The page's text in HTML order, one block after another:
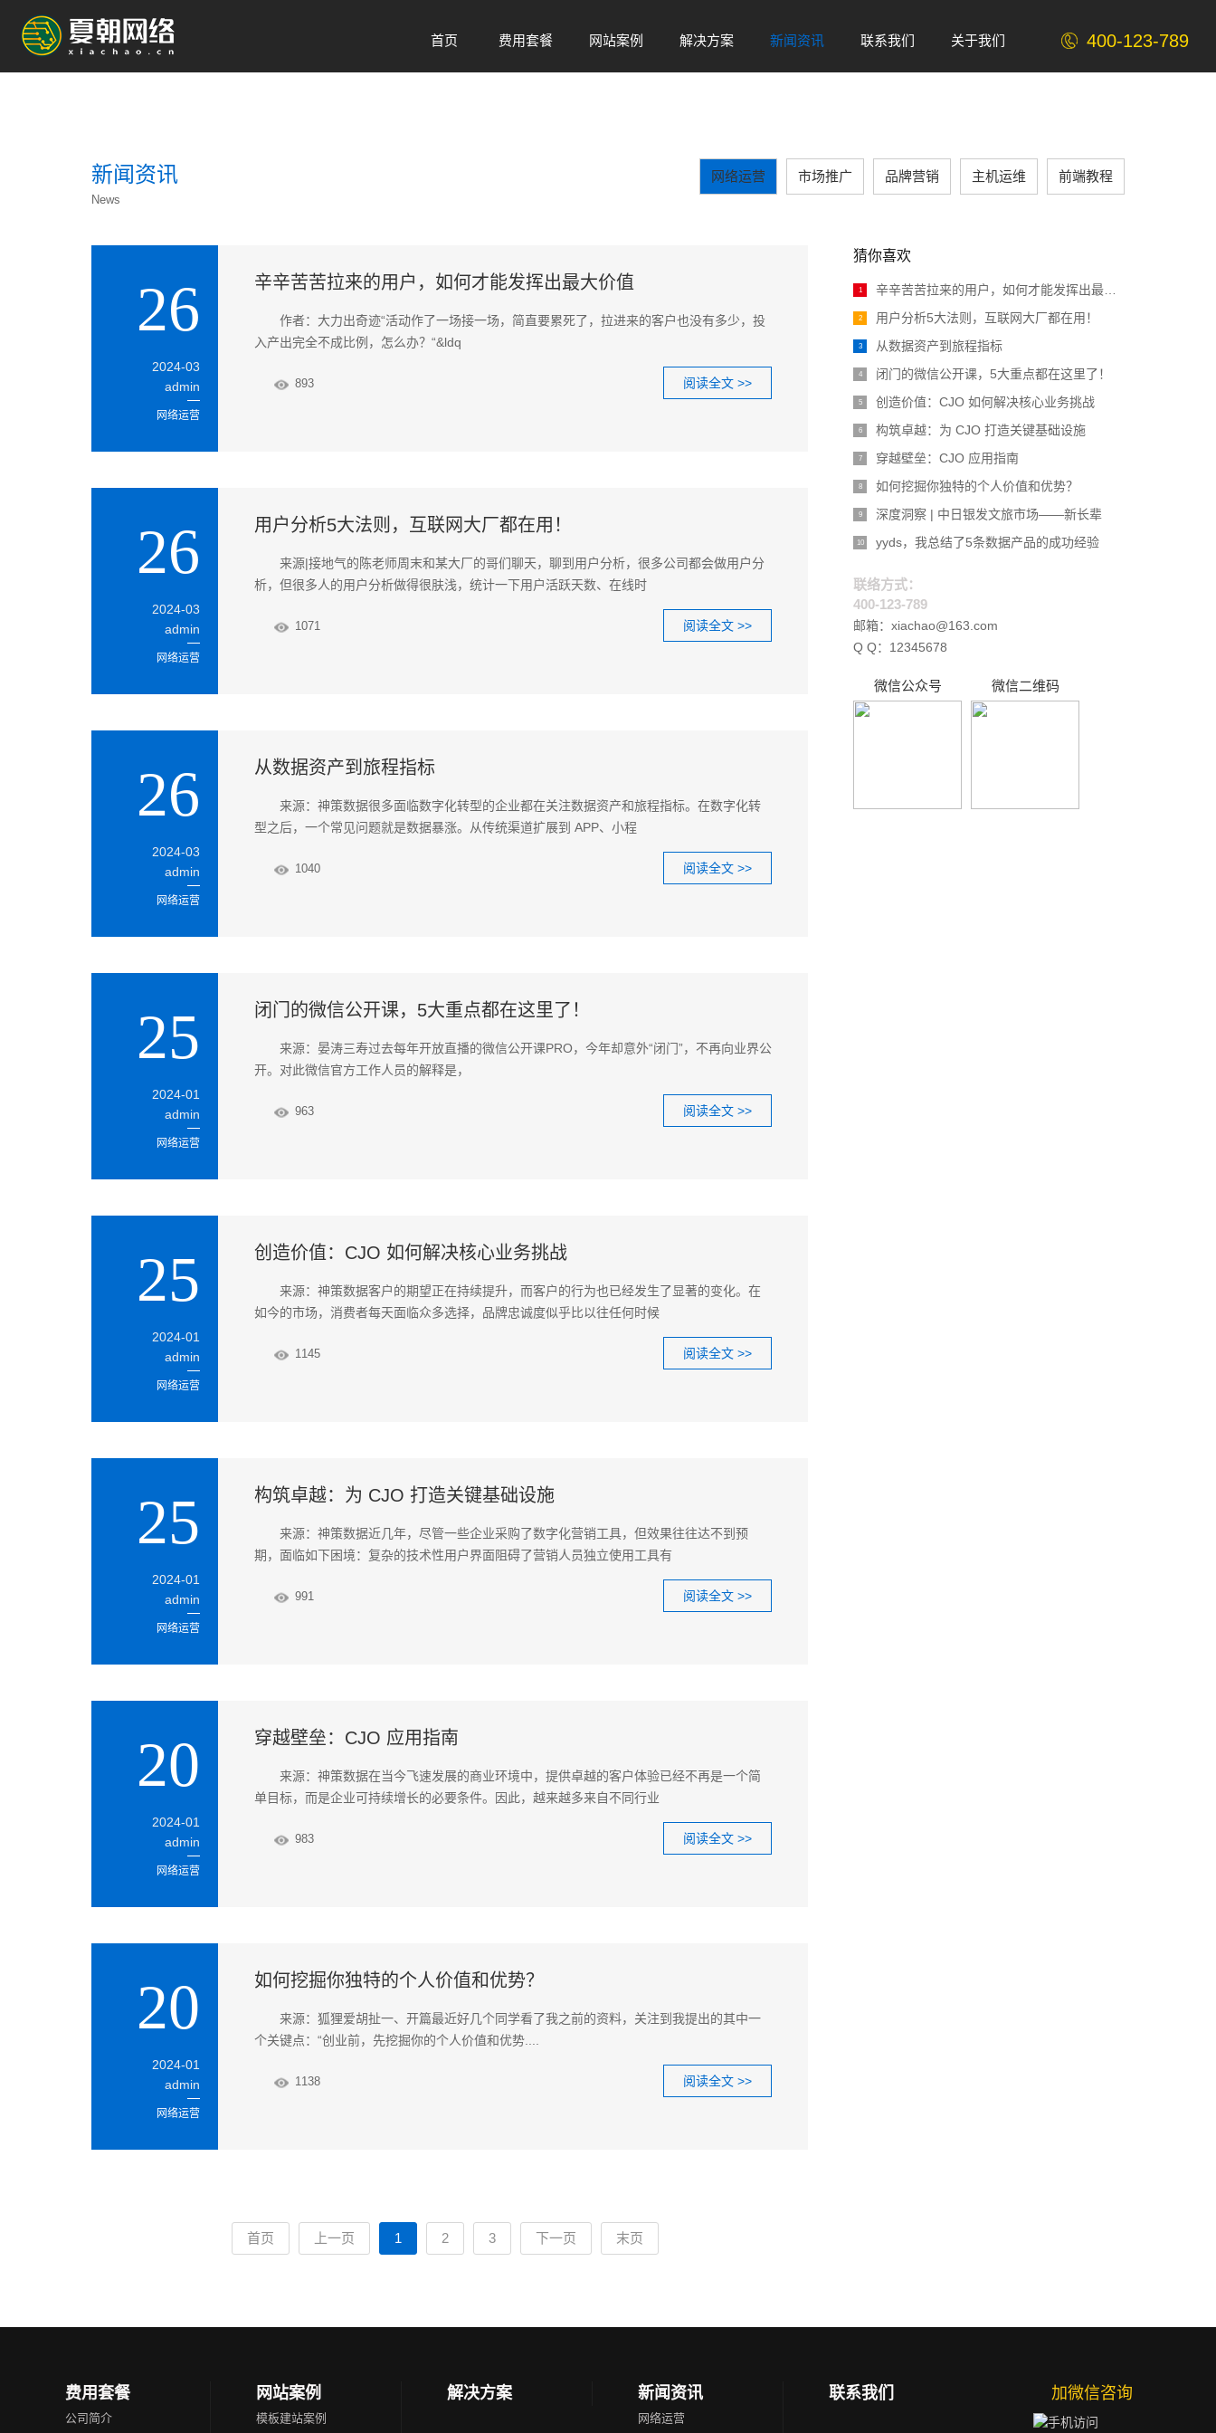
400-123-789
首页
费用套餐
网站案例
解决方案
新闻资讯
联系我们
关于我们
新闻资讯
News
网络运营 市场推广 品牌营销 主机运维 前端教程
26
2024-03
admin
网络运营
辛辛苦苦拉来的用户，如何才能发挥出最大价值
作者：大力出奇迹“活动作了一场接一场，简直要累死了，拉进来的客户也没有多少，投
入产出完全不成比例，怎么办？“&ldq
阅读全文 >>
893
26
2024-03
admin
网络运营
用户分析5大法则，互联网大厂都在用！
来源|接地气的陈老师周末和某大厂的哥们聊天，聊到用户分析，很多公司都会做用户分
析，但很多人的用户分析做得很肤浅，统计一下用户活跃天数、在线时
阅读全文 >>
1071
26
2024-03
admin
网络运营
从数据资产到旅程指标
来源：神策数据很多面临数字化转型的企业都在关注数据资产和旅程指标。在数字化转
型之后，一个常见问题就是数据暴涨。从传统渠道扩展到 APP、小程
阅读全文 >>
1040
25
2024-01
admin
网络运营
闭门的微信公开课，5大重点都在这里了！
来源：晏涛三寿过去每年开放直播的微信公开课PRO，今年却意外“闭门”，不再向业界公
开。对此微信官方工作人员的解释是，
阅读全文 >>
963
25
2024-01
admin
网络运营
创造价值：CJO 如何解决核心业务挑战
来源：神策数据客户的期望正在持续提升，而客户的行为也已经发生了显著的变化。在
如今的市场，消费者每天面临众多选择，品牌忠诚度似乎比以往任何时候
阅读全文 >>
1145
25
2024-01
admin
网络运营
构筑卓越：为 CJO 打造关键基础设施
来源：神策数据近几年，尽管一些企业采购了数字化营销工具，但效果往往达不到预
期，面临如下困境：复杂的技术性用户界面阻碍了营销人员独立使用工具有
阅读全文 >>
991
20
2024-01
admin
网络运营
穿越壁垒：CJO 应用指南
来源：神策数据在当今飞速发展的商业环境中，提供卓越的客户体验已经不再是一个简
单目标，而是企业可持续增长的必要条件。因此，越来越多来自不同行业
阅读全文 >>
983
20
2024-01
admin
网络运营
如何挖掘你独特的个人价值和优势？
来源：狐狸爱胡扯一、开篇最近好几个同学看了我之前的资料，关注到我提出的其中一
个关键点：“创业前，先挖掘你的个人价值和优势....
阅读全文 >>
1138
首页 上一页 1 2 3 下一页 末页
猜你喜欢
1 辛辛苦苦拉来的用户，如何才能发挥出最大价
2 用户分析5大法则，互联网大厂都在用！
3 从数据资产到旅程指标
4 闭门的微信公开课，5大重点都在这里了！
5 创造价值：CJO 如何解决核心业务挑战
6 构筑卓越：为 CJO 打造关键基础设施
7 穿越壁垒：CJO 应用指南
8 如何挖掘你独特的个人价值和优势？
9 深度洞察 | 中日银发文旅市场——新长辈
10 yyds，我总结了5条数据产品的成功经验
联络方式：
400-123-789
邮箱：xiachao@163.com
Q Q：12345678
微信公众号 微信二维码
费用套餐
公司简介
网站案例
模板建站案例
解决方案 新闻资讯
网络运营
联系我们 加微信咨询